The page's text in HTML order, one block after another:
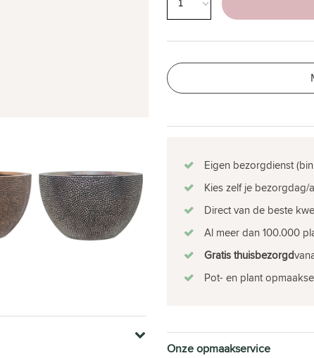
Eigen bezorgdienst
Kies zelf je
Direct van de beste
Al meer dan 100.000
Gratis thuisbezorgd
Pot- en plant
Onze opmaakservice